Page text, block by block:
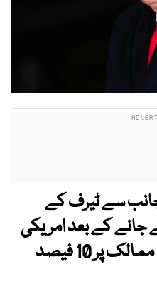
سے ٹیرف کے
جانے کے بعد امریکی
صدر ڈونلڈ ٹرمپ نے تمام ممالک پر 10 فیصد